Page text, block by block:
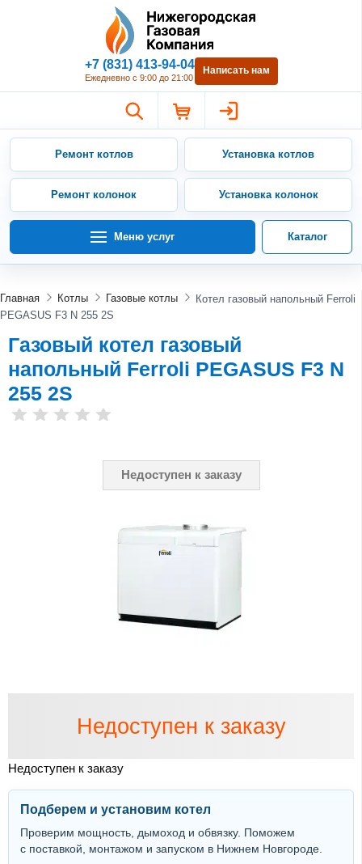
Нижегородская Газовая
+7 (831) 413-94-04
Ежедневно с 9:00 до 21:00
Написать нам
Ремонт котлов Установка котлов
Ремонт колонок Установка колонок
Меню услуг Каталог
Главная Котлы Газовые котлы
Котел газовый напольный Ferroli
PEGASUS F3 N 255 2S
Газовый котел газовый
напольный Ferroli PEGASUS F3 N
255 2S
Недоступен к заказу
Недоступен к заказу
Недоступен к заказу
Подберем и установим котел
Проверим мощность, дымоход и обвязку. Поможем
с поставкой, монтажом и запуском в Нижнем Новгороде.